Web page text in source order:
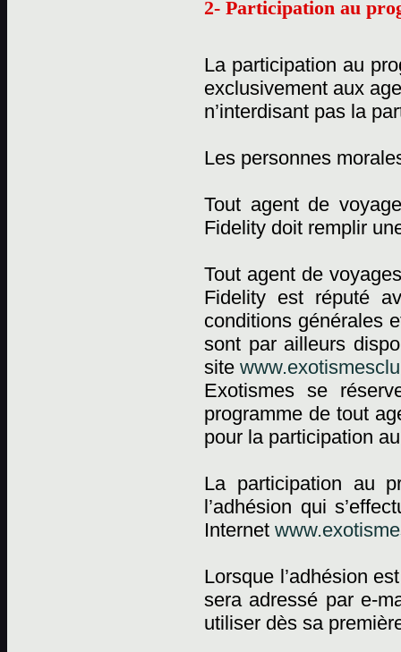
2- Participation au
La participation au
exclusivement aux
n’interdisant pas la
Les personnes
Tout agent de
Fidelity doit remplir
Tout agent de
Fidelity est réputé
conditions générales
sont par ailleurs
site
Exotismes se
programme de tout
pour la participation
La participation au
l’adhésion qui
Internet
Lorsque l’adhésion
sera adressé par e-
utiliser dès sa